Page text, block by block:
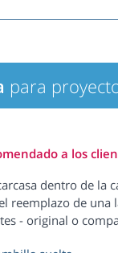
para
a los
dentro de la
reemplazo de una
- original o